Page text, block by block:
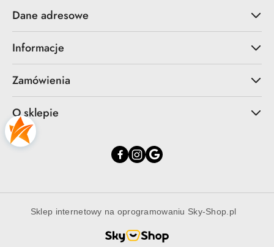
Dane adresowe
Informacje
Zamówienia
O sklepie
Sklep internetowy na oprogramowaniu Sky-Shop.pl